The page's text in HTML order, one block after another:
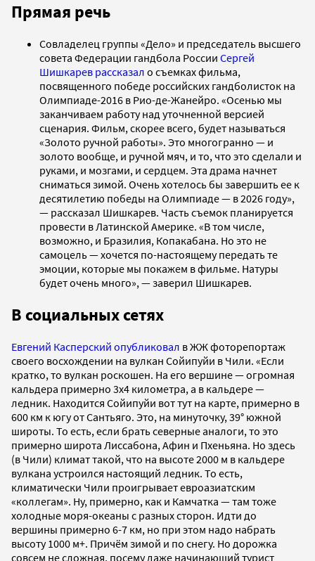
Прямая речь
Совладелец группы «Дело» и председатель высшего
совета Федерации гандбола России Сергей
Шишкарев рассказал о съемках фильма,
посвященного победе российских гандболисток на
Олимпиаде-2016 в Рио-де-Жанейро. «Осенью мы
заканчиваем работу над уточненной версией
сценария. Фильм, скорее всего, будет называться
«Золото ручной работы». Это многогранно — и
золото вообще, и ручной мяч, и то, что это сделали и
руками, и мозгами, и сердцем. Эта драма начнет
сниматься зимой. Очень хотелось бы завершить ее к
десятилетию победы на Олимпиаде — в 2026 году»,
— рассказал Шишкарев. Часть съемок планируется
провести в Латинской Америке. «В том числе,
возможно, и Бразилия, Копакабана. Но это не
самоцель — хочется по-настоящему передать те
эмоции, которые мы покажем в фильме. Натуры
будет очень много», — заверил Шишкарев.
В социальных сетях
Евгений Касперский опубликовал в ЖЖ фоторепортаж
своего восхождении на вулкан Сойипуйи в Чили. «Если
кратко, то вулкан роскошен. На его вершине — огромная
кальдера примерно 3x4 километра, а в кальдере —
ледник. Находится Сойипуйи вот тут на карте, примерно в
600 км к югу от Сантьяго. Это, на минуточку, 39° южной
широты. То есть, если брать северные аналоги, то это
примерно широта Лиссабона, Афин и Пхеньяна. Но здесь
(в Чили) климат такой, что на высоте 2000 м в кальдере
вулкана устроился настоящий ледник. То есть,
климатически Чили проигрывает евроазиатским
«коллегам». Ну, примерно, как и Камчатка — там тоже
холодные моря-океаны с разных сторон. Идти до
вершины примерно 6-7 км, но при этом надо набрать
высоту 1000 м+. Причём зимой и по снегу. Но дорожка
совсем не сложная, посему даже начинающий турист